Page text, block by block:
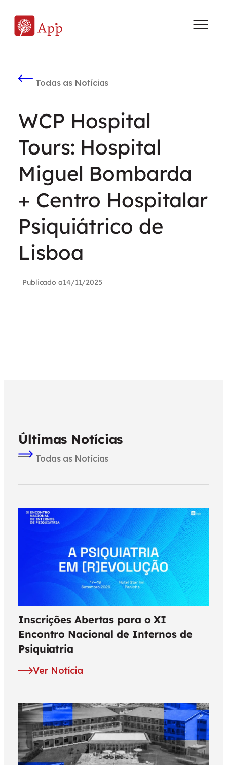
Todas as Notícias
WCP Hospital
Tours: Hospital
Miguel Bombarda
+ Centro Hospitalar
Psiquiátrico de
Lisboa
Publicado a14/11/2025
Últimas Notícias
Todas as Notícias
Inscrições Abertas para o XI
Encontro Nacional de Internos de
Psiquiatria
Ver Notícia